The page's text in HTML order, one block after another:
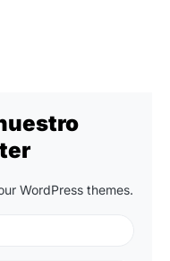
WordPress themes.